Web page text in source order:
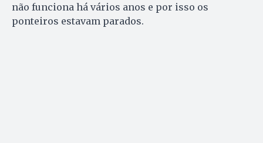
não funciona há vários anos e por isso os
ponteiros estavam parados.